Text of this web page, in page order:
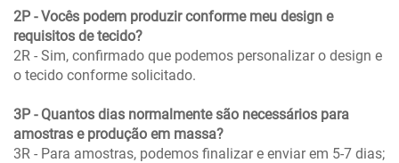
2P - Vocês podem produzir conforme meu design e
requisitos de tecido?
2R - Sim, confirmado que podemos personalizar o design e
o tecido conforme solicitado.
3P - Quantos dias normalmente são necessários para
amostras e produção em massa?
3R - Para amostras, podemos finalizar e enviar em 5-7 dias;